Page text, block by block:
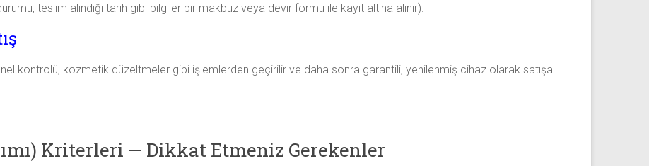
teslim alındığı tarih gibi bilgiler bir makbuz veya devir formu ile kayıt altına alınır).
kontrolü, kozmetik düzeltmeler gibi işlemlerden geçirilir ve daha sonra garantili, yenilenmiş cihaz olarak satışa
Kriterleri — Dikkat Etmeniz Gerekenler